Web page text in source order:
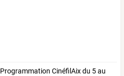
Programmation CinéfilAix du 5 au